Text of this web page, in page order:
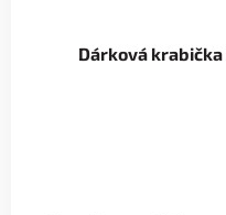
Dárková krabička